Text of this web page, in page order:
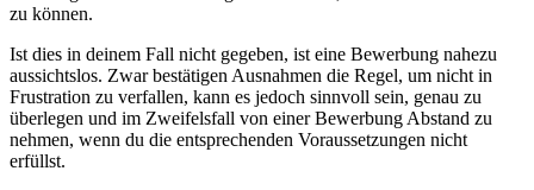
zu können.
Ist dies in deinem Fall nicht gegeben, ist eine Bewerbung nahezu
aussichtslos. Zwar bestätigen Ausnahmen die Regel, um nicht in
Frustration zu verfallen, kann es jedoch sinnvoll sein, genau zu
überlegen und im Zweifelsfall von einer Bewerbung Abstand zu
nehmen, wenn du die entsprechenden Voraussetzungen nicht
erfüllst.